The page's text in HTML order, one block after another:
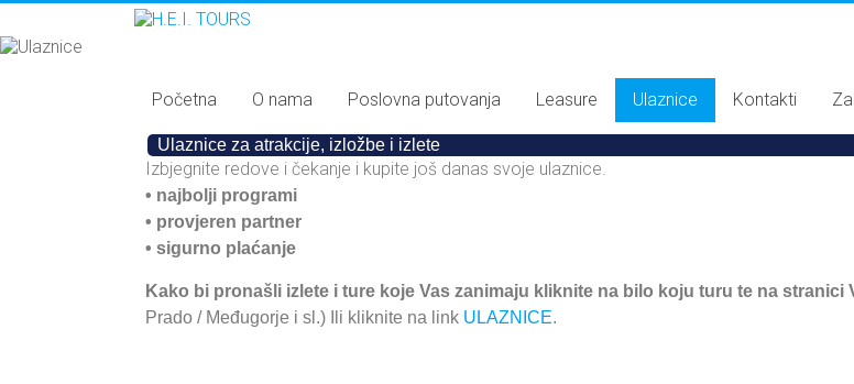
Početna O nama Poslovna putovanja Leasure Ulaznice Kontakti
Ulaznice za atrakcije, izložbe i izlete
Izbjegnite redove i čekanje i kupite još danas svoje ulaznice.
• najbolji programi
• provjeren partner
• sigurno plaćanje
Kako bi pronašli izlete i ture koje Vas zanimaju kliknite na bilo koju turu te na stranici
Prado / Međugorje i sl.) Ili kliknite na link ULAZNICE.